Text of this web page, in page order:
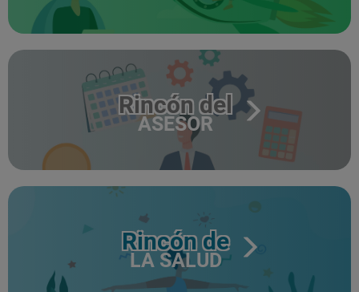
Rincón del
ASESOR
Rincón de
LA SALUD